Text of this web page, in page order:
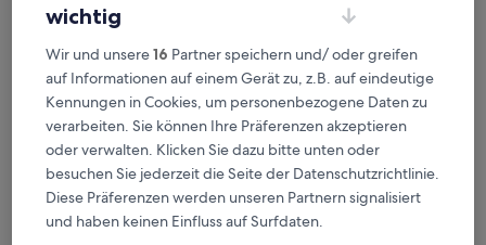
Verdiene Prämien für jede
wahrgenommene Übernachtung
Mehr sparen mit Preisen für Mitglieder
Überprüfe die Preise für diese Daten
wichtig
Wir und unsere16 Partner speichern und/ oder greifen
auf Informationen auf einem Gerät zu, z.B. auf eindeutige
Kennungen in Cookies, um personenbezogene Daten zu
verarbeiten. Sie können Ihre Präferenzen akzeptieren
oder verwalten. Klicken Sie dazu bitte unten oder
besuchen Sie jederzeit die Seite der Datenschutzrichtlinie.
Diese Präferenzen werden unseren Partnern signalisiert
und haben keinen Einfluss auf Surfdaten.